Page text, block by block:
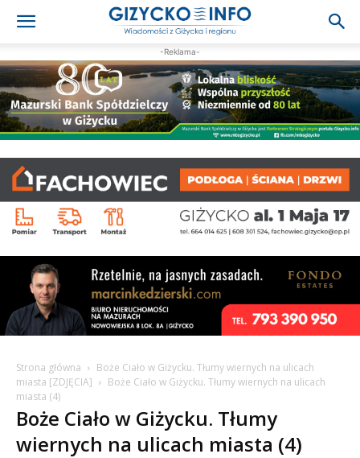
-Reklama-
Strona główna
Boże Ciało w Giżycku. Tłumy wiernych na ulicach
miasta [ZDJĘCIA]
Boże Ciało w Giżycku. Tłumy wiernych na ulicach
miasta (4)
Boże Ciało w Giżycku. Tłumy
wiernych na ulicach miasta (4)